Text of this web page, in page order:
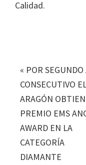
Calidad.
« POR SEGUNDO
CONSECUTIVO
ARAGÓN
PREMIO EMS
AWARD EN LA
CATEGORÍA
DIAMANTE